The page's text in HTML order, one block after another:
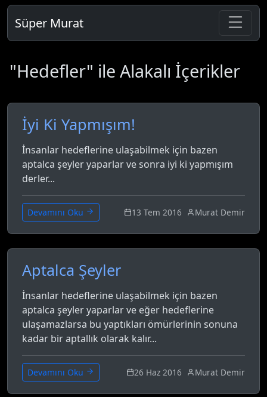
Süper Murat
"Hedefler" ile Alakalı İçerikler
İyi Ki Yapmışım!
İnsanlar hedeflerine ulaşabilmek için bazen
aptalca şeyler yaparlar ve sonra iyi ki yapmışım
derler...
Devamını Oku 13 Tem 2016 Murat Demir
Aptalca Şeyler
İnsanlar hedeflerine ulaşabilmek için bazen
aptalca şeyler yaparlar ve eğer hedeflerine
ulaşamazlarsa bu yaptıkları ömürlerinin sonuna
kadar bir aptallık olarak kalır...
Devamını Oku 26 Haz 2016 Murat Demir